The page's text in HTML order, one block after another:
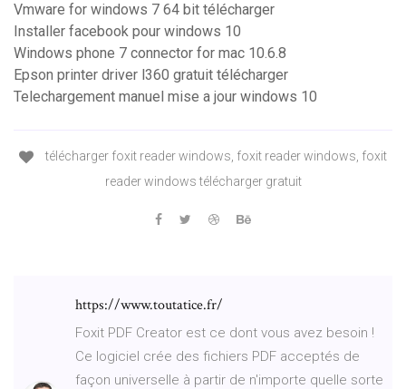
Vmware for windows 7 64 bit télécharger
Installer facebook pour windows 10
Windows phone 7 connector for mac 10.6.8
Epson printer driver l360 gratuit télécharger
Telechargement manuel mise a jour windows 10
télécharger foxit reader windows, foxit reader windows, foxit
reader windows télécharger gratuit
https://www.toutatice.fr/
Foxit PDF Creator est ce dont vous avez besoin !
Ce logiciel crée des fichiers PDF acceptés de
façon universelle à partir de n'importe quelle sorte